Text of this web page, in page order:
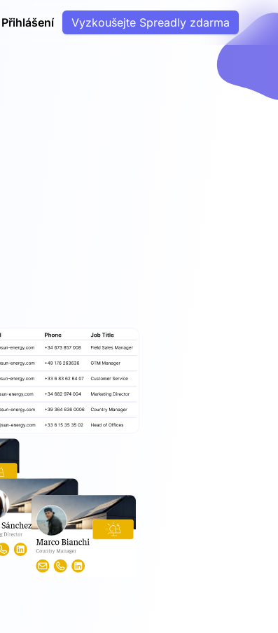
Přihlášení Vyzkoušejte Spreadly zdarma